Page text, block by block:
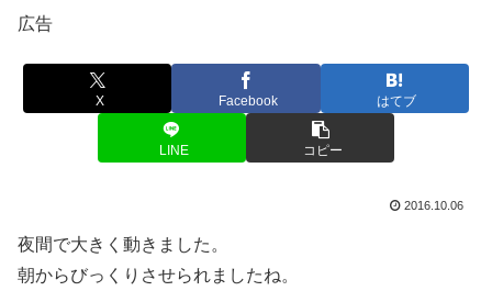
広告
X Facebook はてブ
LINE コピー
2016.10.06
夜間で大きく動きました。
朝からびっくりさせられましたね。